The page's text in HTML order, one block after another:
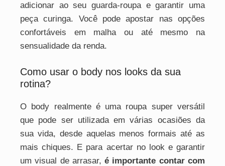
adicionar ao seu guarda-roupa e garantir uma
peça curinga. Você pode apostar nas opções
confortáveis em malha ou até mesmo na
sensualidade da renda.
Como usar o body nos looks da sua
rotina?
O body realmente é uma roupa super versátil
que pode ser utilizada em várias ocasiões da
sua vida, desde aquelas menos formais até as
mais chiques. E para acertar no look e garantir
um visual de arrasar,é importante contar com